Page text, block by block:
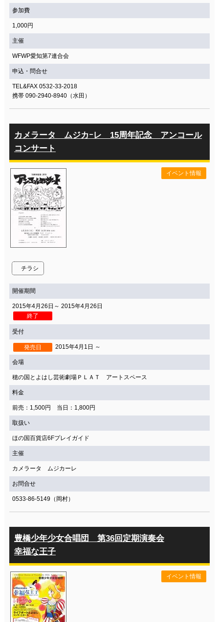
参加費
1,000円
主催
WFWP愛知第7連合会
申込・問合せ
TEL&FAX 0532-33-2018
携帯 090-2940-8940（水田）
カメラータ ムジカｰレ 15周年記念 アンコール
コンサート
チラシ
イベント情報
開催期間
2015年4月26日～ 2015年4月26日
終了
受付
発売日 2015年4月1日 ～
会場
穂の国とよはし芸術劇場ＰＬＡＴ アートスペース
料金
前売：1,500円 当日：1,800円
取扱い
ほの国百貨店6Fプレイガイド
主催
カメラータ ムジカーレ
お問合せ
0533-86-5149（岡村）
豊橋少年少女合唱団 第36回定期演奏会
幸福な王子
イベント情報